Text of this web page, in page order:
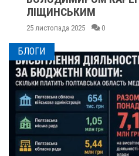
ЛІЩИНСЬКИМ
25 листопада 2025 0
БЛОГИ